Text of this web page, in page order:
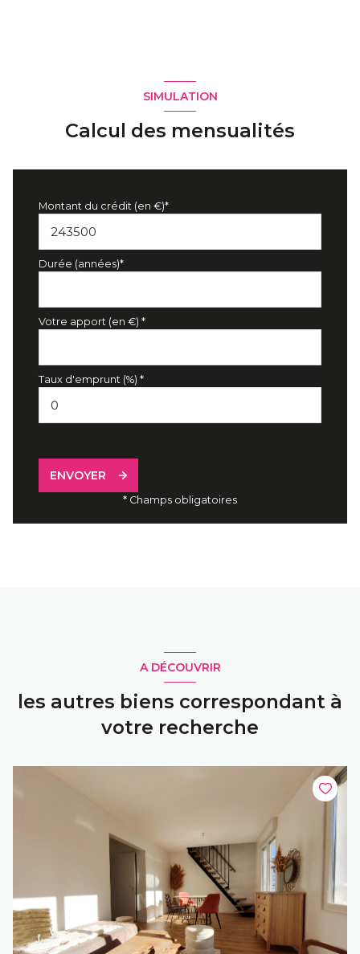
SIMULATION
Calcul des mensualités
Montant du crédit (en €)*
Durée (années)*
Votre apport (en €) *
Taux d'emprunt (%) *
ENVOYER
* Champs obligatoires
A DÉCOUVRIR
les autres biens correspondant à
votre recherche